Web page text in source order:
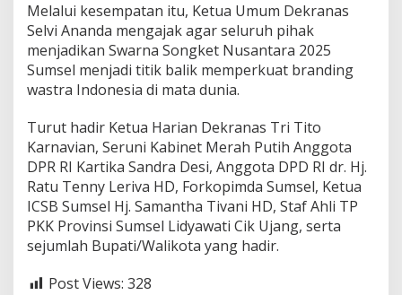
Melalui kesempatan itu, Ketua Umum Dekranas
Selvi Ananda mengajak agar seluruh pihak
menjadikan Swarna Songket Nusantara 2025
Sumsel menjadi titik balik memperkuat branding
wastra Indonesia di mata dunia.
Turut hadir Ketua Harian Dekranas Tri Tito
Karnavian, Seruni Kabinet Merah Putih Anggota
DPR RI Kartika Sandra Desi, Anggota DPD RI dr. Hj.
Ratu Tenny Leriva HD, Forkopimda Sumsel, Ketua
ICSB Sumsel Hj. Samantha Tivani HD, Staf Ahli TP
PKK Provinsi Sumsel Lidyawati Cik Ujang, serta
sejumlah Bupati/Walikota yang hadir.
Post Views: 328